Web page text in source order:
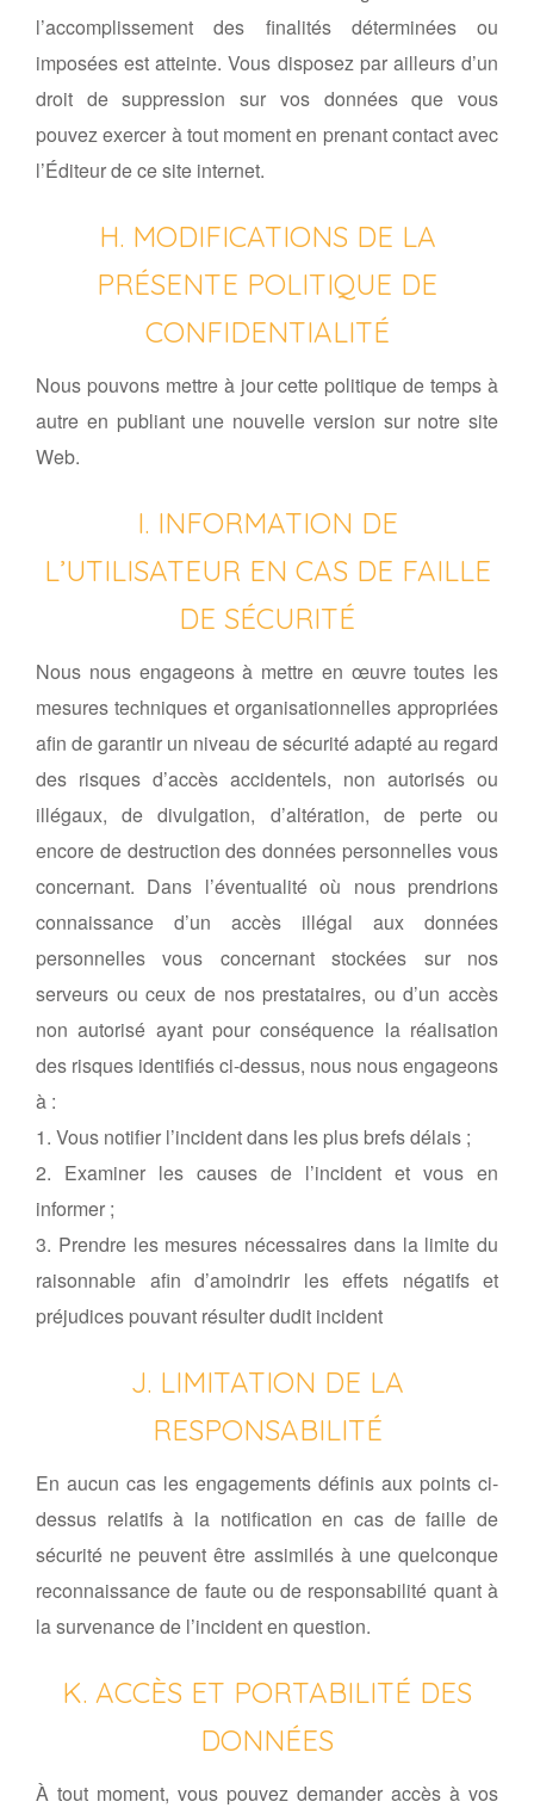
l’accomplissement des finalités déterminées ou
imposées est atteinte. Vous disposez par ailleurs d’un
droit de suppression sur vos données que vous
pouvez exercer à tout moment en prenant contact avec
l’Éditeur de ce site internet.
H. MODIFICATIONS DE LA
PRÉSENTE POLITIQUE DE
CONFIDENTIALITÉ
Nous pouvons mettre à jour cette politique de temps à
autre en publiant une nouvelle version sur notre site
Web.
I. INFORMATION DE
L’UTILISATEUR EN CAS DE FAILLE
DE SÉCURITÉ
Nous nous engageons à mettre en œuvre toutes les
mesures techniques et organisationnelles appropriées
afin de garantir un niveau de sécurité adapté au regard
des risques d’accès accidentels, non autorisés ou
illégaux, de divulgation, d’altération, de perte ou
encore de destruction des données personnelles vous
concernant. Dans l’éventualité où nous prendrions
connaissance d’un accès illégal aux données
personnelles vous concernant stockées sur nos
serveurs ou ceux de nos prestataires, ou d’un accès
non autorisé ayant pour conséquence la réalisation
des risques identifiés ci-dessus, nous nous engageons
à :
1. Vous notifier l’incident dans les plus brefs délais ;
2. Examiner les causes de l’incident et vous en
informer ;
3. Prendre les mesures nécessaires dans la limite du
raisonnable afin d’amoindrir les effets négatifs et
préjudices pouvant résulter dudit incident
J. LIMITATION DE LA
RESPONSABILITÉ
En aucun cas les engagements définis aux points ci-
dessus relatifs à la notification en cas de faille de
sécurité ne peuvent être assimilés à une quelconque
reconnaissance de faute ou de responsabilité quant à
la survenance de l’incident en question.
K. ACCÈS ET PORTABILITÉ DES
DONNÉES
À tout moment, vous pouvez demander accès à vos